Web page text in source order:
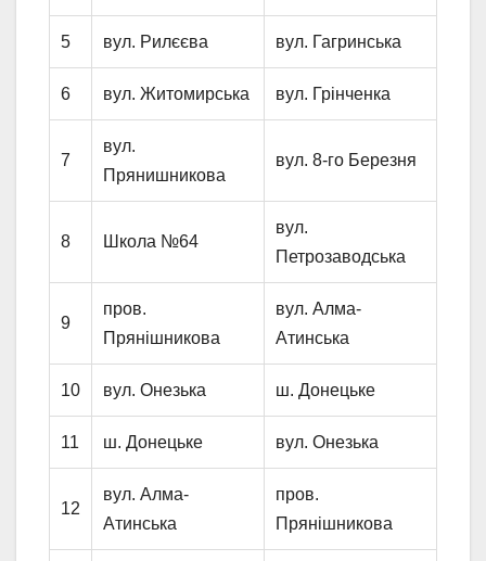
5 вул. Рилєєва вул. Гагринська
6 вул. Житомирська вул. Грінченка
7
вул.
Прянишникова
вул. 8-го Березня
8 Школа №64
вул.
Петрозаводська
9
пров.
Прянішникова
вул. Алма-
Атинська
10 вул. Онезька ш. Донецьке
11 ш. Донецьке вул. Онезька
12
вул. Алма-
Атинська
пров.
Прянішникова